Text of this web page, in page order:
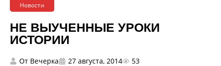
Новости
НЕ ВЫУЧЕННЫЕ УРОКИ
ИСТОРИИ
От Вечерка 27 августа, 2014 53